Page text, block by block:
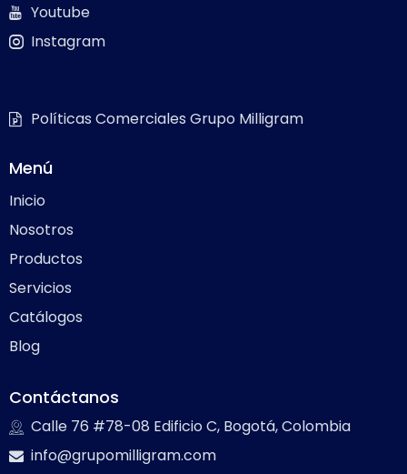
Youtube
Instagram
Políticas Comerciales Grupo Milligram
Menú
Inicio
Nosotros
Productos
Servicios
Catálogos
Blog
Contáctanos
Calle 76 #78-08 Edificio C, Bogotá, Colombia
info@grupomilligram.com